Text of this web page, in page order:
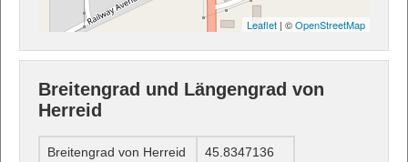
Leaflet | ©OpenStreetMap
Breitengrad und Längengrad von
Herreid
Breitengrad von Herreid 45.8347136